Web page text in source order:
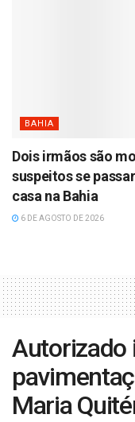
BAHIA
Dois irmãos são
suspeitos se
casa na Bahia
6 DE AGOSTO DE 2026
Autorizado
Maria